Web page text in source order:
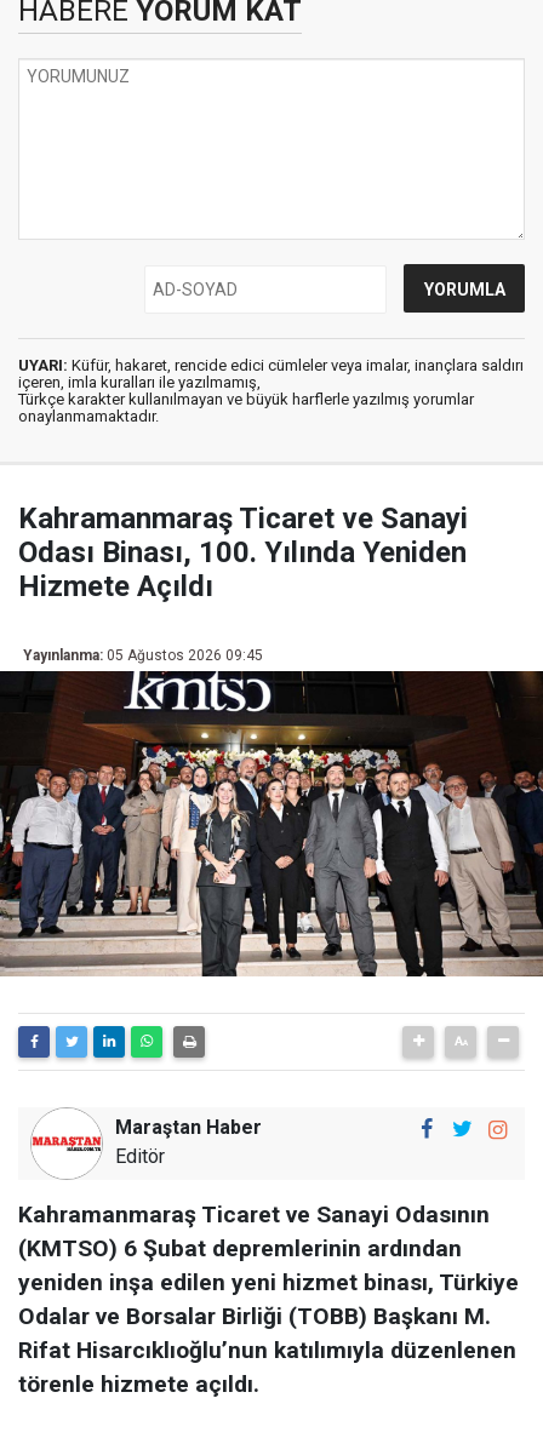
HABERE YORUM KAT
UYARI: Küfür, hakaret, rencide edici cümleler veya imalar, inançlara saldırı
içeren, imla kuralları ile yazılmamış,
Türkçe karakter kullanılmayan ve büyük harflerle yazılmış yorumlar
onaylanmamaktadır.
Kahramanmaraş Ticaret ve Sanayi
Odası Binası, 100. Yılında Yeniden
Hizmete Açıldı
Yayınlanma: 05 Ağustos 2026 09:45
Maraştan Haber
Editör
Kahramanmaraş Ticaret ve Sanayi Odasının
(KMTSO) 6 Şubat depremlerinin ardından
yeniden inşa edilen yeni hizmet binası, Türkiye
Odalar ve Borsalar Birliği (TOBB) Başkanı M.
Rifat Hisarcıklıoğlu’nun katılımıyla düzenlenen
törenle hizmete açıldı.